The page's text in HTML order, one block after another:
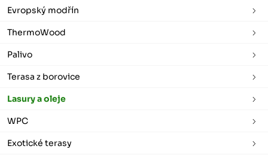
Evropský modřín
ThermoWood
Palivo
Terasa z borovice
Lasury a oleje
WPC
Exotické terasy